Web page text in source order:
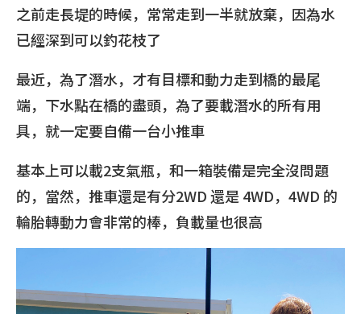
之前走長堤的時候，常常走到一半就放棄，因為水
已經深到可以釣花枝了
最近，為了潛水，才有目標和動力走到橋的最尾
端，下水點在橋的盡頭，為了要載潛水的所有用
具，就一定要自備一台小推車
基本上可以載2支氣瓶，和一箱裝備是完全沒問題
的，當然，推車還是有分2WD 還是 4WD，4WD 的
輪胎轉動力會非常的棒，負載量也很高